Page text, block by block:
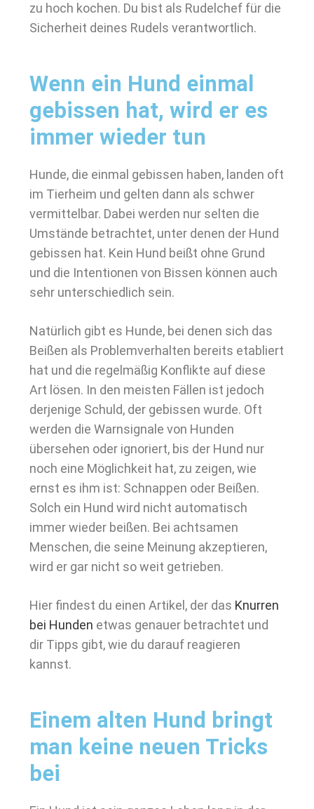
zu hoch kochen. Du bist als Rudelchef für die
Sicherheit deines Rudels verantwortlich.
Wenn ein Hund einmal
gebissen hat, wird er es
immer wieder tun
Hunde, die einmal gebissen haben, landen oft
im Tierheim und gelten dann als schwer
vermittelbar. Dabei werden nur selten die
Umstände betrachtet, unter denen der Hund
gebissen hat. Kein Hund beißt ohne Grund
und die Intentionen von Bissen können auch
sehr unterschiedlich sein.
Natürlich gibt es Hunde, bei denen sich das
Beißen als Problemverhalten bereits etabliert
hat und die regelmäßig Konflikte auf diese
Art lösen. In den meisten Fällen ist jedoch
derjenige Schuld, der gebissen wurde. Oft
werden die Warnsignale von Hunden
übersehen oder ignoriert, bis der Hund nur
noch eine Möglichkeit hat, zu zeigen, wie
ernst es ihm ist: Schnappen oder Beißen.
Solch ein Hund wird nicht automatisch
immer wieder beißen. Bei achtsamen
Menschen, die seine Meinung akzeptieren,
wird er gar nicht so weit getrieben.
Hier findest du einen Artikel, der das Knurren
bei Hunden etwas genauer betrachtet und
dir Tipps gibt, wie du darauf reagieren
kannst.
Einem alten Hund bringt
man keine neuen Tricks
bei